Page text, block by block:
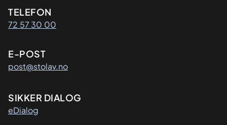
Kontaktinformasjon
TELEFON
72 57 30 00
E-POST
post@stolav.no
SIKKER DIALOG
eDialog